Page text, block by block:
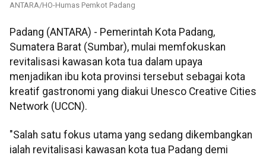
ANTARA/HO-Humas Pemkot Padang
Padang (ANTARA) - Pemerintah Kota Padang,
Sumatera Barat (Sumbar), mulai memfokuskan
revitalisasi kawasan kota tua dalam upaya
menjadikan ibu kota provinsi tersebut sebagai kota
kreatif gastronomi yang diakui Unesco Creative Cities
Network (UCCN).
"Salah satu fokus utama yang sedang dikembangkan
ialah revitalisasi kawasan kota tua Padang demi